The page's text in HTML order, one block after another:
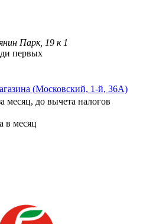
Парк, 19 к 1
первых
(Московский, 1-й, 36А)
месяц, до вычета налогов
в месяц